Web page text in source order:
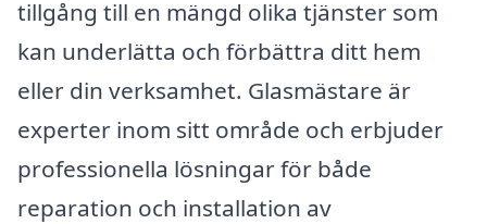
tillgång till en mängd olika tjänster som
kan underlätta och förbättra ditt hem
eller din verksamhet. Glasmästare är
experter inom sitt område och erbjuder
professionella lösningar för både
reparation och installation av